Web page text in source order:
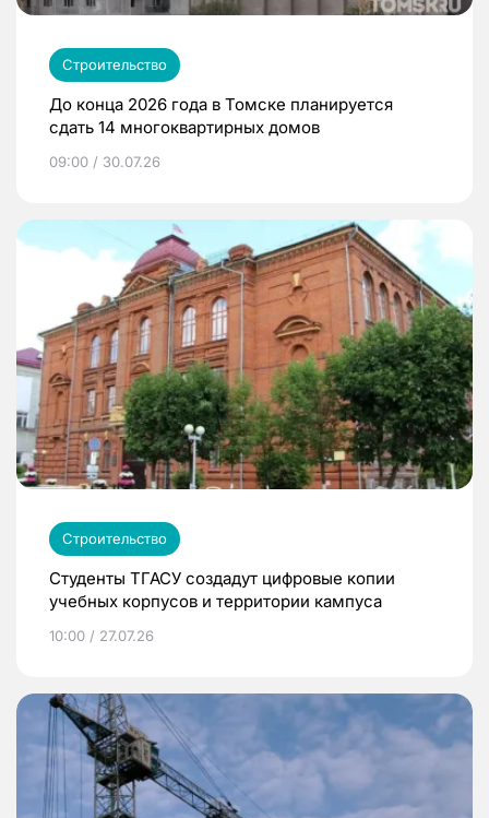
Строительство
До конца 2026 года в Томске планируется
сдать 14 многоквартирных домов
09:00 / 30.07.26
Строительство
Студенты ТГАСУ создадут цифровые копии
учебных корпусов и территории кампуса
10:00 / 27.07.26